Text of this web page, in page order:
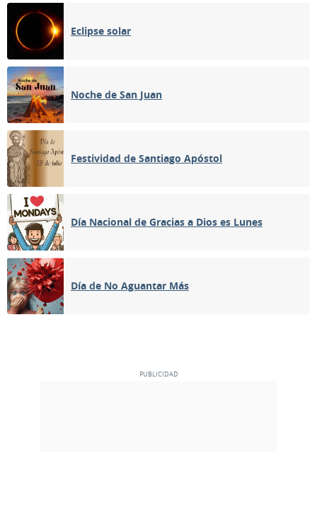
Eclipse solar
Noche de San Juan
Festividad de Santiago Apóstol
Día Nacional de Gracias a Dios es Lunes
Día de No Aguantar Más